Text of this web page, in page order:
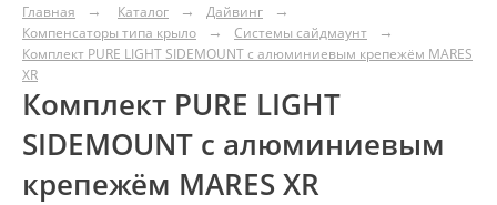
Главная Каталог
Дайвинг
Компенсаторы типа крыло
Системы сайдмаунт
Комплект PURE LIGHT SIDEMOUNT с алюминиевым крепежём MARES
XR
Комплект PURE LIGHT
SIDEMOUNT с алюминиевым
крепежём MARES XR